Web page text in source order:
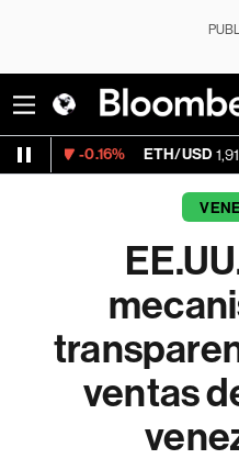
ETH/USD 1,917.895 -
ventas